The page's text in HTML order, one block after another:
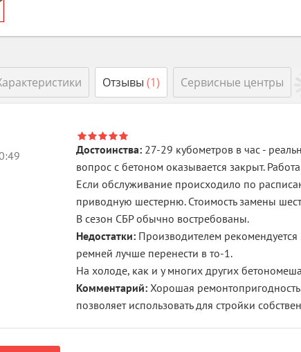
Отзывы (1) Сервисные центры
Достоинства: 27-29 кубометров в час -
вопрос с бетоном оказывается закрыт.
Если обслуживание происходило по
приводную шестерню. Стоимость замены
В сезон СБР обычно востребованы.
Недостатки: Производителем
ремней лучше перенести в то-1.
На холоде, как и у многих других
Комментарий: Хорошая
позволяет использовать для стройки